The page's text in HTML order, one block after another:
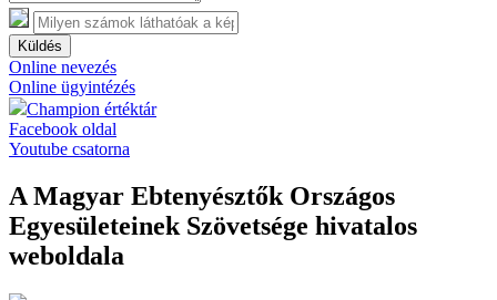
Küldés
Online nevezés
Online ügyintézés
Champion értéktár
Facebook oldal
Youtube csatorna
A Magyar Ebtenyésztők Országos
Egyesületeinek Szövetsége hivatalos
weboldala